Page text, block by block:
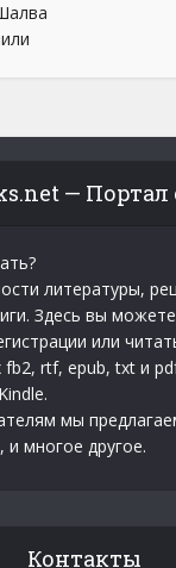
— Портал
литературы,
Здесь вы
или
rtf, epub, txt и
мы
и многое другое.
Контакты